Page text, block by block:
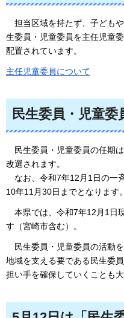
担当区域を持たず、子ども
生委員・児童委員を主任児童委
配置されています。
主任児童委員について
民生委員・児童委
民生委員 ・児童委員の任期
改選されます。
なお、令和7年12 月1日の一
10年11月30日までとなります。
本県では、令和7年12 月1日
す（宮崎市含む）。
民生委員・児童委員の活動
地域を支える要である民生委
担い手を確保していくことも大